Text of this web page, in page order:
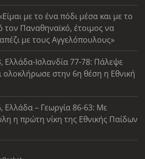
με το ένα πόδι μέσα και με το
τον Παναθηναϊκό, έτοιμος να
με τους Αγγελόπουλους»
Ελλάδα-Ισλανδία 77-78: Πάλεψε
ολοκλήρωσε στην 6η θέση η Εθνική
Ελλάδα – Γεωργία 86-63: Με
η πρώτη νίκη της Εθνικής Παίδων